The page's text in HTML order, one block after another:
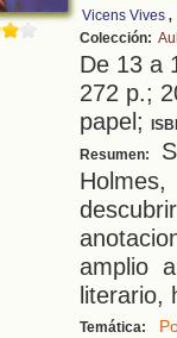
Vicens Vives
Colección:
De 13 a
272 p.;
papel;
Resumen:
amplio
literario,
Temática: